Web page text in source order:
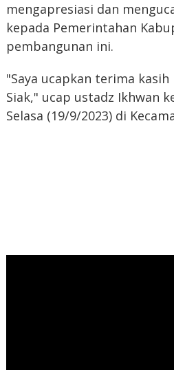
mengapresiasi dan
kepada Pemerintahan
pembangunan ini.
"Saya ucapkan terima kasih
Siak," ucap ustadz Ikhwan
Selasa (19/9/2023) di